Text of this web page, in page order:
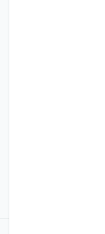
ممکن